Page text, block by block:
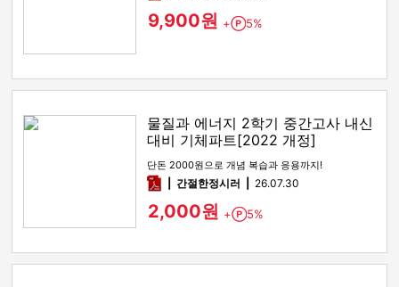
9,900원 + Point
5%
물질과 에너지 2학기 중간고사 내신
대비 기체파트[2022 개정]
단돈 2000원으로 개념 복습과 응용까지!
pdf간절한정시러 26.07.30
2,000원 + Point
5%